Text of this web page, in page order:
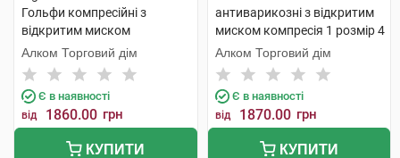
Гольфи компресійні з
відкритим миском
компресія 2 PLUS large 1
пара
Алком Торговий дім
Є в наявності
від 1860.00 грн
КУПИТИ
антиварикозні з відкритим
миском компресія 1 розмір 4
бежевий 1 пара
Алком Торговий дім
Є в наявності
від 1870.00 грн
КУПИТИ